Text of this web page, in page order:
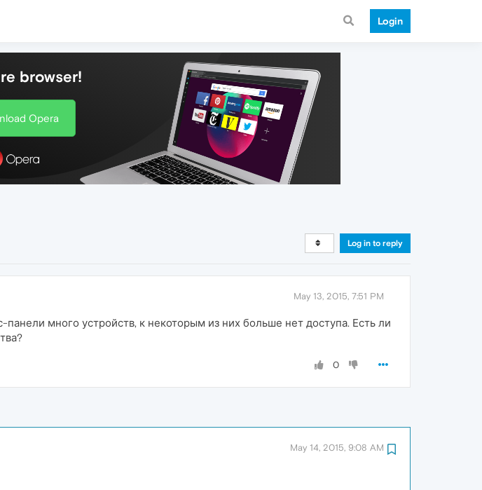
Login
browser!
Opera
Log in to reply
May 13, 2015, 7:51 PM
много устройств, к некоторым из них больше нет доступа. Есть ли
0
May 14, 2015, 9:08 AM